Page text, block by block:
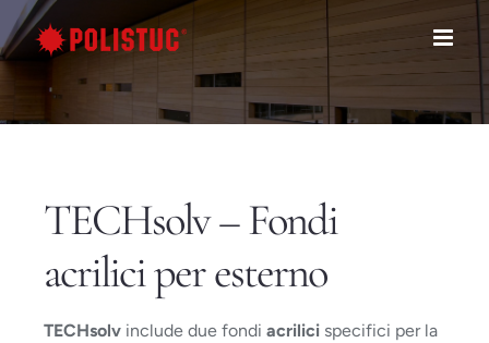
Salta
al
TECHsolv – Fondi
acrilici per esterno
TECHsolv include due fondi acrilicispecifici per la